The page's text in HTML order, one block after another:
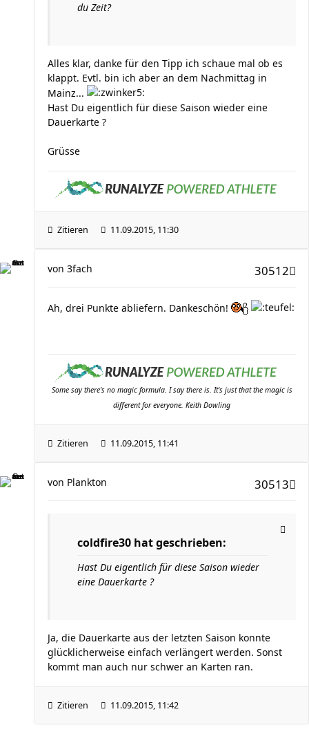
du Zeit?
Alles klar, danke für den Tipp ich schaue mal ob es
klappt. Evtl. bin ich aber an dem Nachmittag in
Mainz...
Hast Du eigentlich für diese Saison wieder eine
Dauerkarte ?
Grüsse
Zitieren 11.09.2015, 11:30
30512
von 3fach
Ah, drei Punkte abliefern. Dankeschön!
Some say there's no magic formula. I say there is. It's just that the magic is
different for everyone. Keith Dowling
Zitieren 11.09.2015, 11:41
30513
von Plankton
coldfire30 hat geschrieben:
Hast Du eigentlich für diese Saison wieder
eine Dauerkarte ?
Ja, die Dauerkarte aus der letzten Saison konnte
glücklicherweise einfach verlängert werden. Sonst
kommt man auch nur schwer an Karten ran.
Zitieren 11.09.2015, 11:42